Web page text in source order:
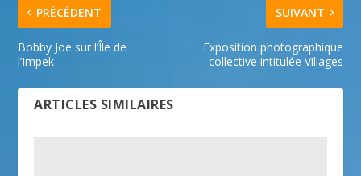
PRÉCÉDENT
Bobby Joe sur l’Île de
l’Impek
SUIVANT
Exposition photographique
collective intitulée Villages
ARTICLES SIMILAIRES